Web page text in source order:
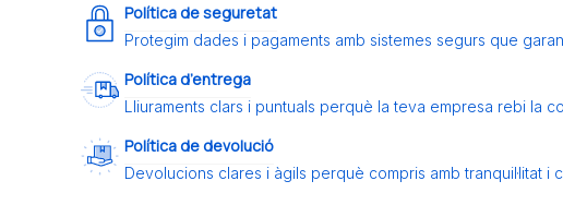
Política de seguretat
Protegim dades i pagaments amb sistemes segurs que
Política d’entrega
Lliuraments clars i puntuals perquè la teva empresa rebi la
Política de devolució
Devolucions clares i àgils perquè compris amb tranquil·litat i